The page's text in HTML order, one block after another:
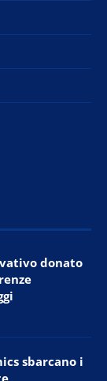
donato
sbarcano i